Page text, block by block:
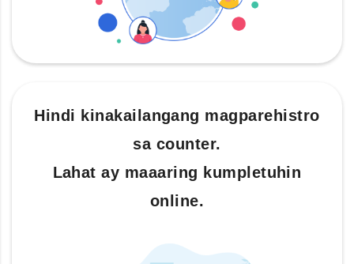
Hindi kinakailangang magparehistro
sa counter.
Lahat ay maaaring kumpletuhin
online.